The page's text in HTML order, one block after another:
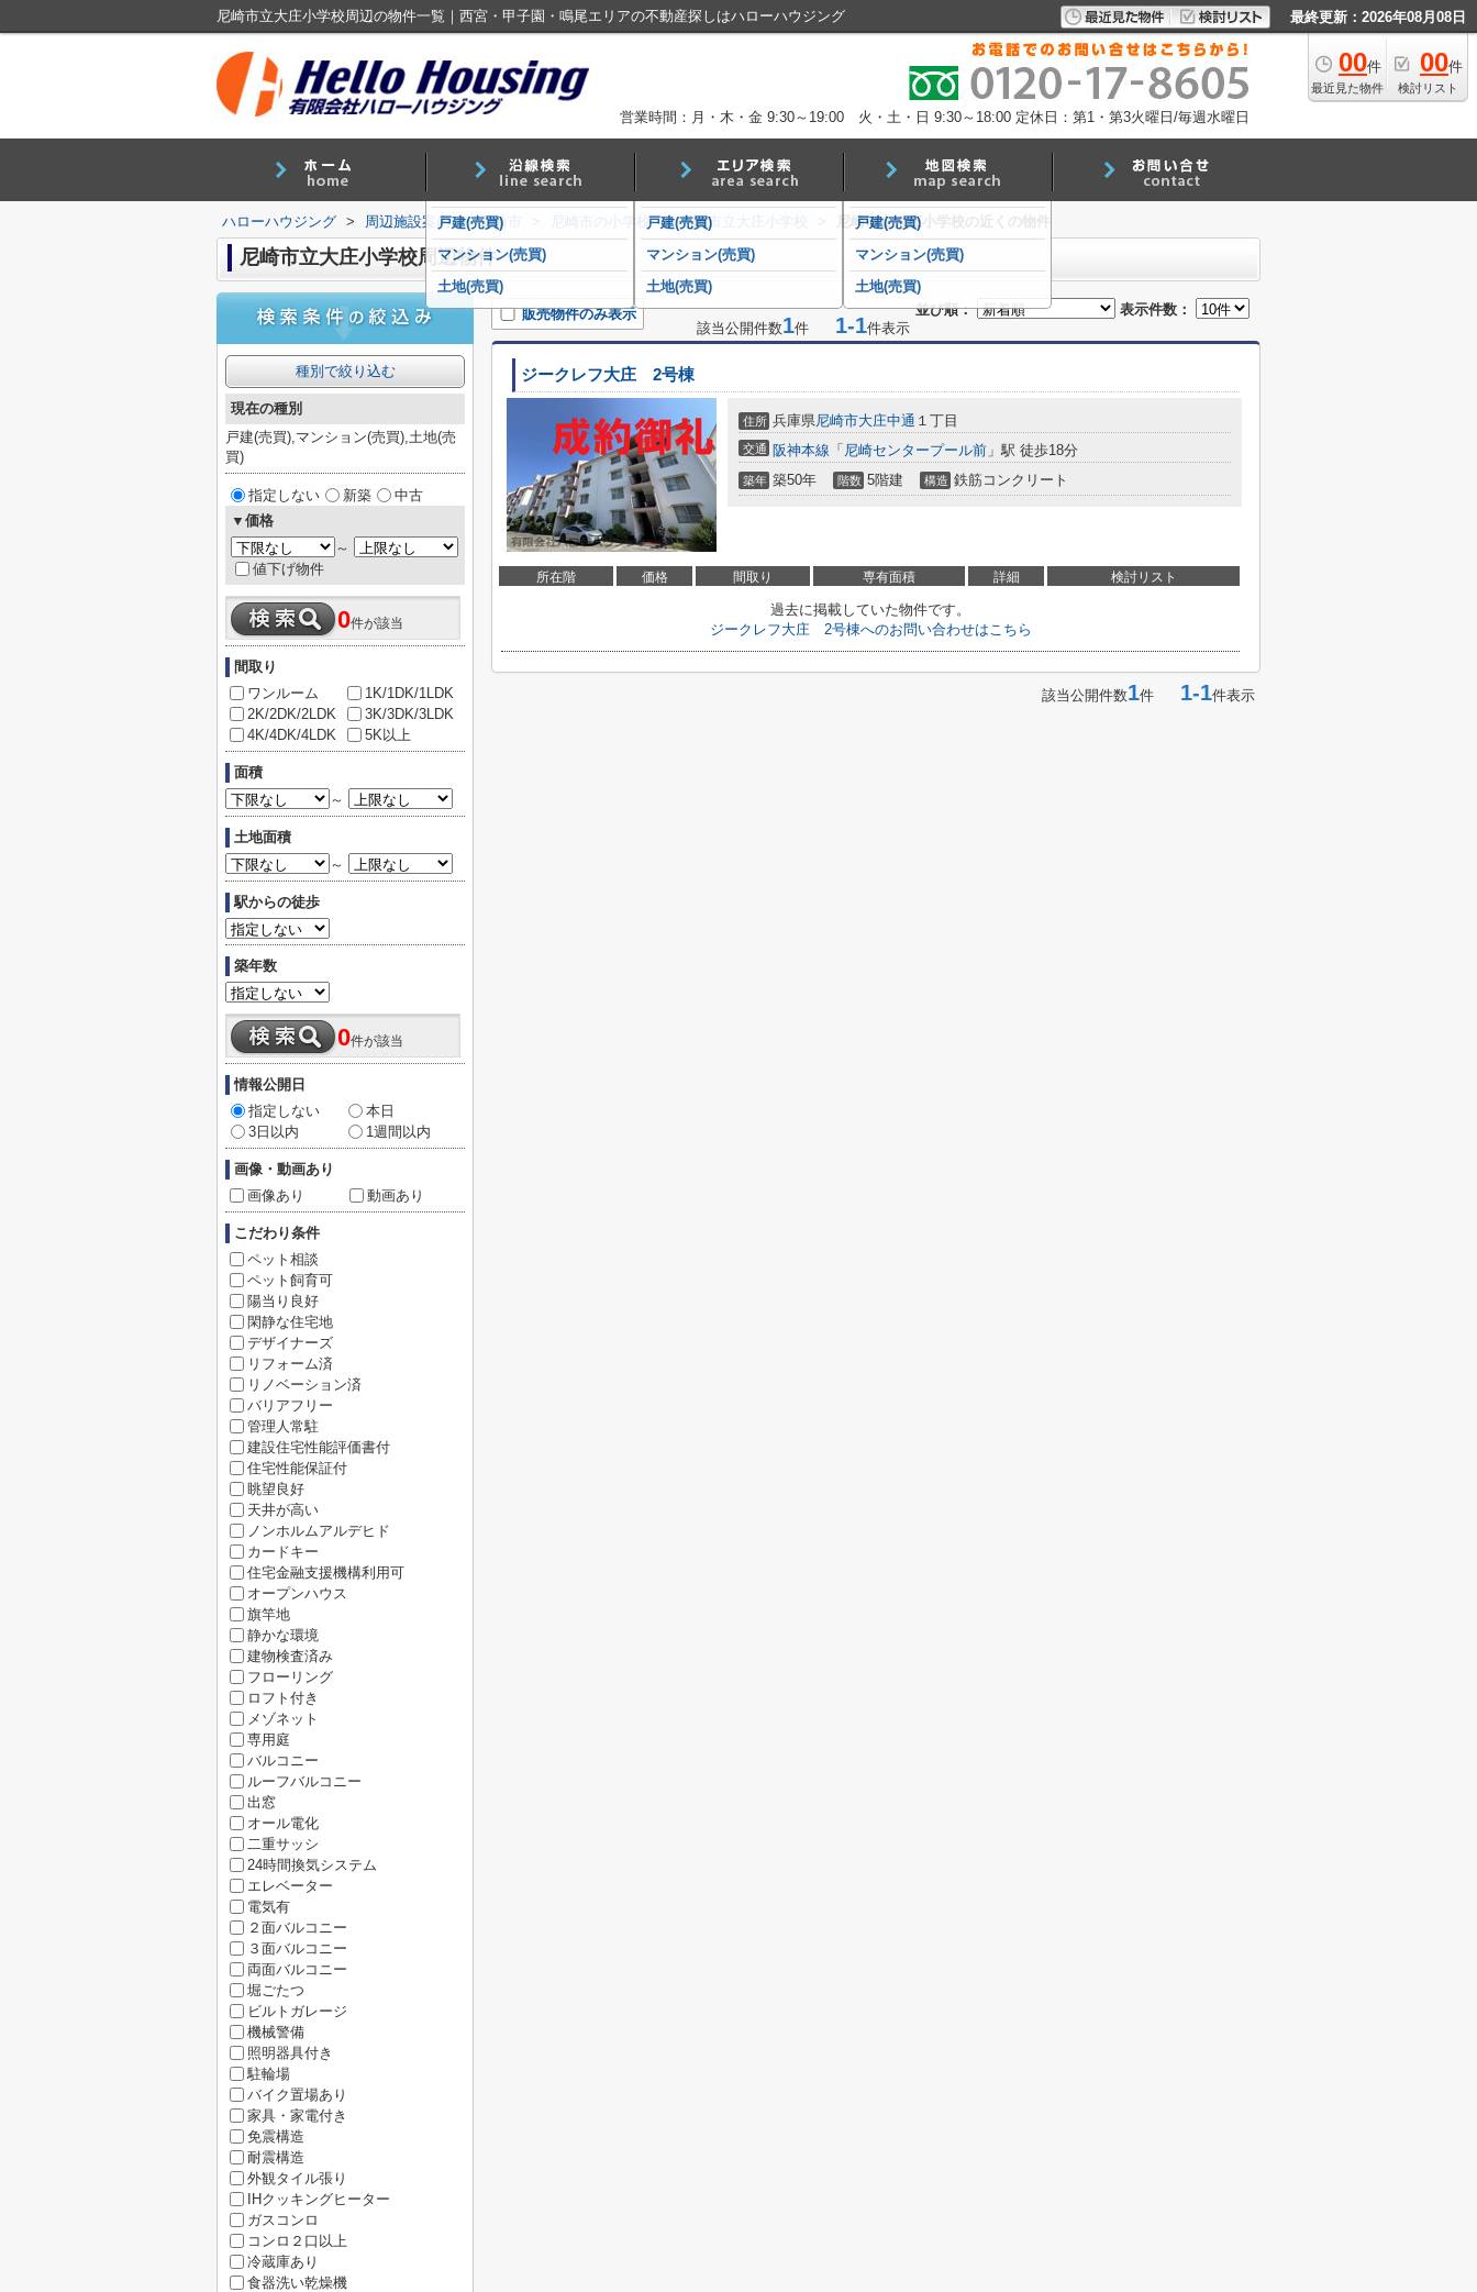
尼崎市立大庄小学校周辺の物件一覧｜西宮・甲子園・鳴尾エリアの不動産探しはハローハウジング 最終更新：2026年08月08日
00件
最近見た物件
00件
検討リスト
営業時間：月・木・金 9:30～19:00 火・土・日 9:30～18:00 定休日：第1・第3火曜日/毎週水曜日
戸建(売買)
マンション(売買)
土地(売買)
戸建(売買)
マンション(売買)
土地(売買)
戸建(売買)
マンション(売買)
土地(売買)
ハローハウジング > 周辺施設案内 > 尼崎市 尼崎市の小学校 > 尼崎市立大庄小学校 尼崎市立大庄小学校の近くの物件
尼崎市立大庄小学校周辺物件
並び順： 表示件数：
販売物件のみ表示
該当公開件数1件 1-1件表示
ジークレフ大庄 2号棟
住所 兵庫県尼崎市大庄中通 １丁目
交通 阪神本線 「 尼崎センタープール前 」駅 徒歩18分
築年 築50年 階数 5階建 構造 鉄筋コンクリート
所在階 価格 間取り 専有面積 詳細 検討リスト
過去に掲載していた物件です。
ジークレフ大庄 2号棟へのお問い合わせはこちら
該当公開件数1件 1-1件表示
種別で絞り込む
現在の種別
戸建(売買),マンション(売買),土地(売
買)
指定しない 新築
中古
▼価格
～
値下げ物件
0件が該当
間取り
ワンルーム
1K/1DK/1LDK
2K/2DK/2LDK
3K/3DK/3LDK
4K/4DK/4LDK
5K以上
面積
～
土地面積
～
駅からの徒歩
築年数
0件が該当
情報公開日
指定しない
本日
3日以内
1週間以内
画像・動画あり
画像あり
動画あり
こだわり条件
ペット相談
ペット飼育可
陽当り良好
閑静な住宅地
デザイナーズ
リフォーム済
リノベーション済
バリアフリー
管理人常駐
建設住宅性能評価書付
住宅性能保証付
眺望良好
天井が高い
ノンホルムアルデヒド
カードキー
住宅金融支援機構利用可
オープンハウス
旗竿地
静かな環境
建物検査済み
フローリング
ロフト付き
メゾネット
専用庭
バルコニー
ルーフバルコニー
出窓
オール電化
二重サッシ
24時間換気システム
エレベーター
電気有
２面バルコニー
３面バルコニー
両面バルコニー
堀ごたつ
ビルトガレージ
機械警備
照明器具付き
駐輪場
バイク置場あり
家具・家電付き
免震構造
耐震構造
外観タイル張り
IHクッキングヒーター
ガスコンロ
コンロ２口以上
冷蔵庫あり
食器洗い乾燥機